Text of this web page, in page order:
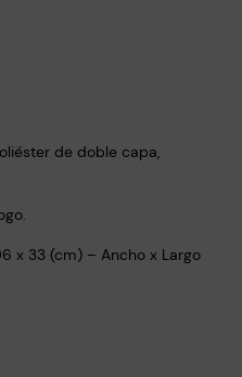
de doble capa,
x 33 (cm) – Ancho x Largo